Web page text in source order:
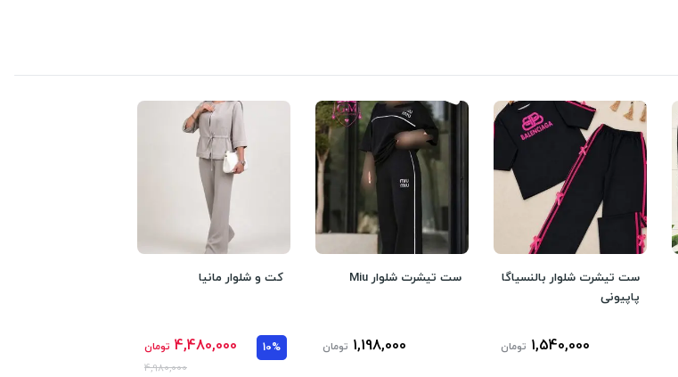
ست تیشرت شلوار بالنسیاگا
پاپیونی
1,540,000 تومان
ست تیشرت شلوار Miu
1,198,000 تومان
کت و شلوار مانیا
10%
4,480,000 تومان
4,980,000